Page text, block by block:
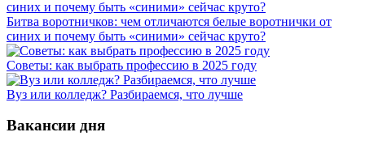
Битва воротничков: чем отличаются белые воротнички от
синих и почему быть «синими» сейчас круто?
Советы: как выбрать профессию в 2025 году
Вуз или колледж? Разбираемся, что лучше
Вакансии дня